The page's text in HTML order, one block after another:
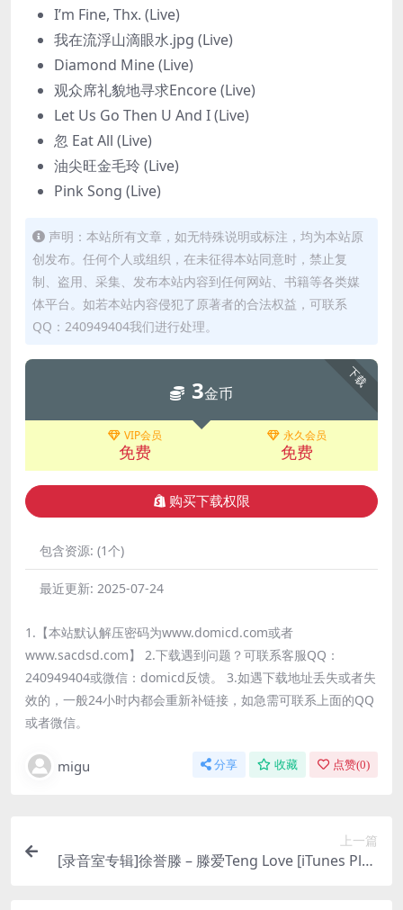
I’m Fine, Thx. (Live)
我在流浮山滴眼水.jpg (Live)
Diamond Mine (Live)
观众席礼貌地寻求Encore (Live)
Let Us Go Then U And I (Live)
忽 Eat All (Live)
油尖旺金毛玲 (Live)
Pink Song (Live)
声明：本站所有文章，如无特殊说明或标注，均为本站原
创发布。任何个人或组织，在未征得本站同意时，禁止复
制、盗用、采集、发布本站内容到任何网站、书籍等各类媒
体平台。如若本站内容侵犯了原著者的合法权益，可联系
QQ：240949404我们进行处理。
下载
3金币
VIP会员
免费
永久会员
免费
购买下载权限
包含资源: (1个)
最近更新: 2025-07-24
1.【本站默认解压密码为www.domicd.com或者
www.sacdsd.com】 2.下载遇到问题？可联系客服QQ：
240949404或微信：domicd反馈。 3.如遇下载地址丢失或者失
效的，一般24小时内都会重新补链接，如急需可联系上面的QQ
或者微信。
migu 分享 收藏 点赞(0)
上一篇
[录音室专辑]徐誉滕 – 滕爱Teng Love [iTunes Plus